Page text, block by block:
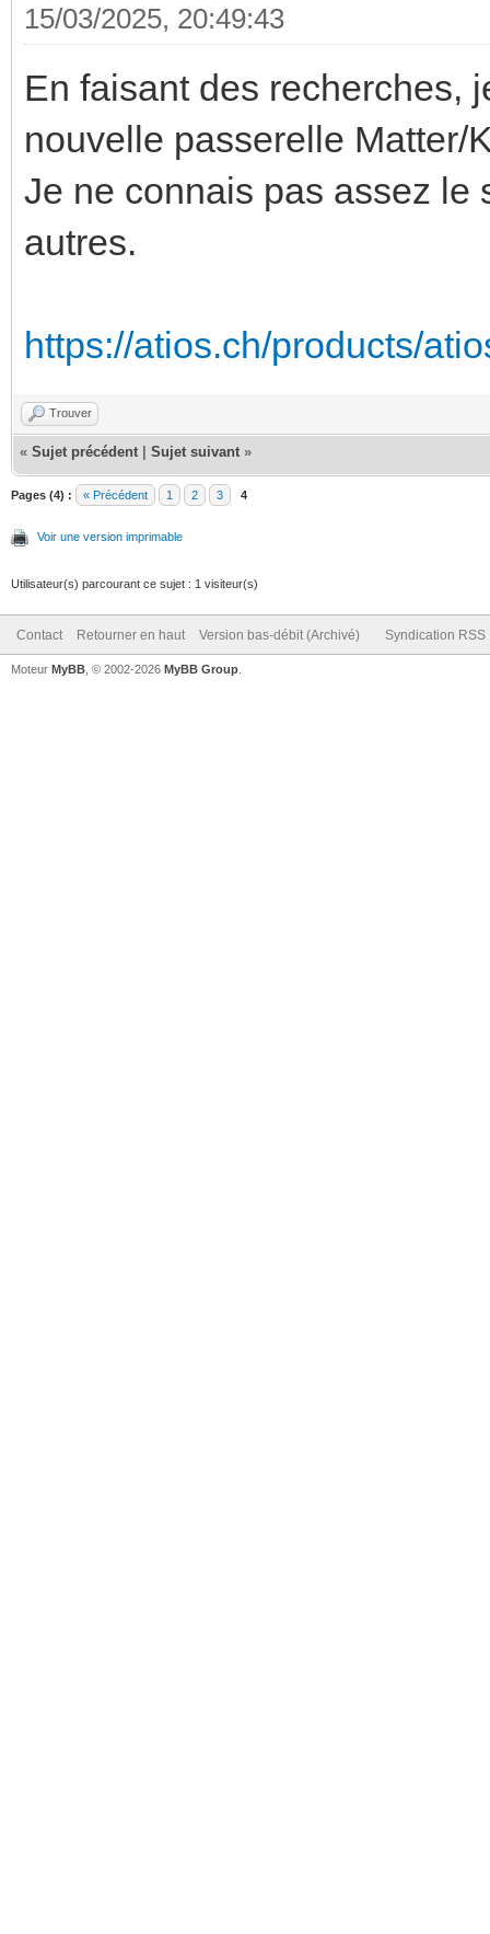
15/03/2025, 20:49:43
En faisant des recherches,
nouvelle passerelle Matter/
Je ne connais pas assez le
autres.
https://atios.ch/products/
Trouver
« Sujet précédent Sujet suivant »
Pages (4) : « Précédent 1 2 3 4
Voir une version imprimable
Utilisateur(s) parcourant ce sujet : 1 visiteur(s)
Contact Retourner en haut Version bas-débit (Archivé) Syndication RSS
Moteur MyBB , © 2002-2026 MyBB Group